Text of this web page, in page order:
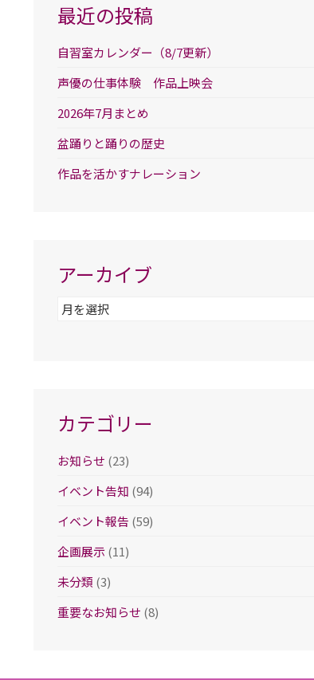
最近の投稿
自習室カレンダー（8/7更新）
声優の仕事体験 作品上映会
2026年7月まとめ
盆踊りと踊りの歴史
作品を活かすナレーション
アーカイブ
ア
カテゴリー
お知らせ (23)
イベント告知 (94)
イベント報告 (59)
企画展示(11)
未分類 (3)
重要なお知らせ (8)